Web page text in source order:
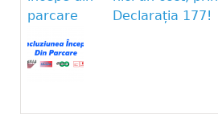
parcare
Declarația 177!